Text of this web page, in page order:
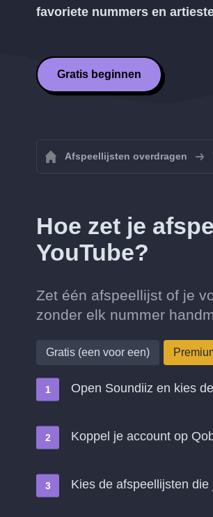
favoriete nummers en
Gratis beginnen
Afspeellijsten overdragen
Hoe zet je
YouTube?
Zet één afspeellijst of je
zonder elk nummer
Gratis (een voor een)
Open Soundiiz en kies
Koppel je account op
Kies de afspeellijsten